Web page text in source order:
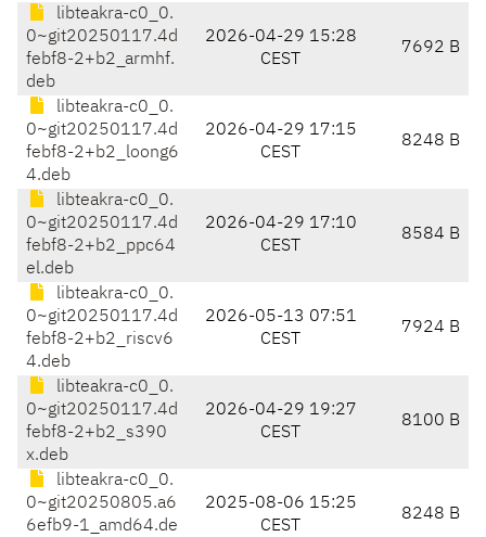
libteakra-c0_0.
0~git20250117.4d
febf8-2+b2_armhf.
deb
2026-04-29 15:28
CEST
7692 B
libteakra-c0_0.
0~git20250117.4d
febf8-2+b2_loong6
4.deb
2026-04-29 17:15
CEST
8248 B
libteakra-c0_0.
0~git20250117.4d
febf8-2+b2_ppc64
el.deb
2026-04-29 17:10
CEST
8584 B
libteakra-c0_0.
0~git20250117.4d
febf8-2+b2_riscv6
4.deb
2026-05-13 07:51
CEST
7924 B
libteakra-c0_0.
0~git20250117.4d
febf8-2+b2_s390
x.deb
2026-04-29 19:27
CEST
8100 B
libteakra-c0_0.
0~git20250805.a6
6efb9-1_amd64.de
2025-08-06 15:25
CEST
8248 B